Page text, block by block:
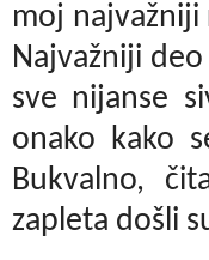
moj
Najvažniji
sve nijanse
onako kako
Bukvalno,
zapleta došli